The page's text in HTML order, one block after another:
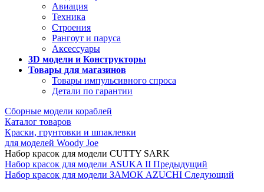
Авиация
Техника
Строения
Рангоут и паруса
Аксессуары
3D модели и Конструкторы
Товары для магазинов
Товары импульсивного спроса
Детали по гарантии
Сборные модели кораблей
Каталог товаров
Краски, грунтовки и шпаклевки
для моделей Woody Joe
Набор красок для модели CUTTY SARK
Набор красок для модели ASUKA II Предыдущий
Набор красок для модели ЗАМОК AZUCHI Следующий